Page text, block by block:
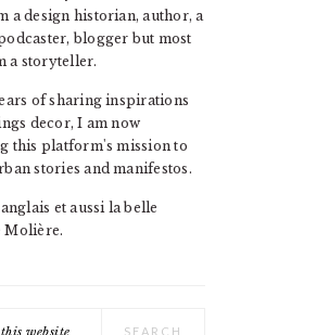
a design historian, author, a
blogger but most
a storyteller.
of sharing inspirations
decor, I am now
this platform's mission to
stories and manifestos.
et aussi la belle
Molière.